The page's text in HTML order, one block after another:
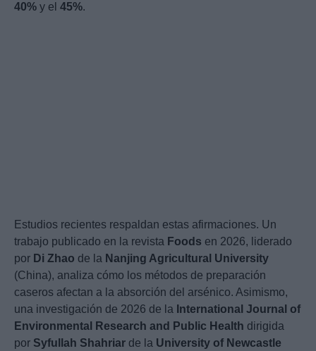
40% y el 45%.
Estudios recientes respaldan estas afirmaciones. Un
trabajo publicado en la revista Foods en 2026, liderado
por Di Zhao de la Nanjing Agricultural University
(China), analiza cómo los métodos de preparación
caseros afectan a la absorción del arsénico. Asimismo,
una investigación de 2026 de la International Journal of
Environmental Research and Public Health dirigida
por Syfullah Shahriar de la University of Newcastle